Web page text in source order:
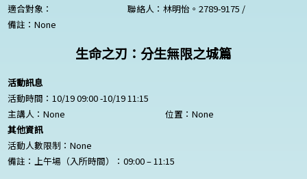
適合對象：
聯絡人：林明怡。2789-9175 /
備註： None
生命之刃：分生無限之城篇
活動訊息
活動時間：10/19 09:00 -10/19 11:15
主講人： None 位置： None
其他資訊
活動人數限制： None
備註：上午場（入所時間）：09:00 – 11:15